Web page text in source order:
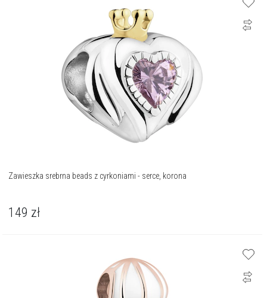
Zawieszka srebrna beads z cyrkoniami - serce, korona
149 zł